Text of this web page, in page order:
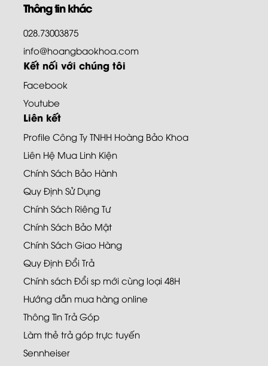
Thông tin khác
028.73003875
info@hoangbaokhoa.com
Kết nối với chúng tôi
Facebook
Youtube
Liên kết
Profile Công Ty TNHH Hoàng Bảo Khoa
Liên Hệ Mua Linh Kiện
Chính Sách Bảo Hành
Quy Định Sử Dụng
Chính Sách Riêng Tư
Chính Sách Bảo Mật
Chính Sách Giao Hàng
Quy Định Đổi Trả
Chính sách Đổi sp mới cùng loại 48H
Hướng dẫn mua hàng online
Thông Tin Trả Góp
Làm thẻ trả góp trực tuyến
Sennheiser